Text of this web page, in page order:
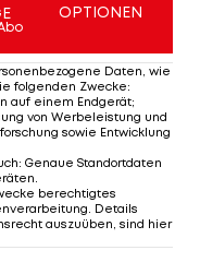
Xaver Schlager
standen,
wesentlichen
mussten
Endrunde fit
OPTIONEN
Daten, wie
folgenden Zwecke:
auf einem Endgerät;
von Werbeleistung und
sowie Entwicklung
: Genaue Standortdaten
berechtigtes
Details
auszuüben, sind hier